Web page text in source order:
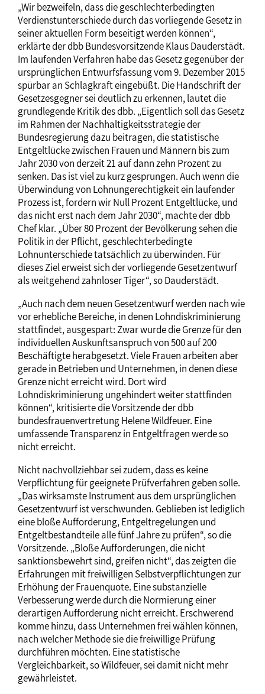
„Wir bezweifeln, dass die geschlechterbedingten
Verdienstunterschiede durch das vorliegende Gesetz in
seiner aktuellen Form beseitigt werden können“,
erklärte der dbb Bundesvorsitzende Klaus Dauderstädt.
Im laufenden Verfahren habe das Gesetz gegenüber der
ursprünglichen Entwurfsfassung vom 9. Dezember 2015
spürbar an Schlagkraft eingebüßt. Die Handschrift der
Gesetzesgegner sei deutlich zu erkennen, lautet die
grundlegende Kritik des dbb. „Eigentlich soll das Gesetz
im Rahmen der Nachhaltigkeitsstrategie der
Bundesregierung dazu beitragen, die statistische
Entgeltlücke zwischen Frauen und Männern bis zum
Jahr 2030 von derzeit 21 auf dann zehn Prozent zu
senken. Das ist viel zu kurz gesprungen. Auch wenn die
Überwindung von Lohnungerechtigkeit ein laufender
Prozess ist, fordern wir Null Prozent Entgeltlücke, und
das nicht erst nach dem Jahr 2030“, machte der dbb
Chef klar. „Über 80 Prozent der Bevölkerung sehen die
Politik in der Pflicht, geschlechterbedingte
Lohnunterschiede tatsächlich zu überwinden. Für
dieses Ziel erweist sich der vorliegende Gesetzentwurf
als weitgehend zahnloser Tiger“, so Dauderstädt.
„Auch nach dem neuen Gesetzentwurf werden nach wie
vor erhebliche Bereiche, in denen Lohndiskriminierung
stattfindet, ausgespart: Zwar wurde die Grenze für den
individuellen Auskunftsanspruch von 500 auf 200
Beschäftigte herabgesetzt. Viele Frauen arbeiten aber
gerade in Betrieben und Unternehmen, in denen diese
Grenze nicht erreicht wird. Dort wird
Lohndiskriminierung ungehindert weiter stattfinden
können“, kritisierte die Vorsitzende der dbb
bundesfrauenvertretung Helene Wildfeuer. Eine
umfassende Transparenz in Entgeltfragen werde so
nicht erreicht.
Nicht nachvollziehbar sei zudem, dass es keine
Verpflichtung für geeignete Prüfverfahren geben solle.
„Das wirksamste Instrument aus dem ursprünglichen
Gesetzentwurf ist verschwunden. Geblieben ist lediglich
eine bloße Aufforderung, Entgeltregelungen und
Entgeltbestandteile alle fünf Jahre zu prüfen“, so die
Vorsitzende. „Bloße Aufforderungen, die nicht
sanktionsbewehrt sind, greifen nicht“, das zeigten die
Erfahrungen mit freiwilligen Selbstverpflichtungen zur
Erhöhung der Frauenquote. Eine substanzielle
Verbesserung werde durch die Normierung einer
derartigen Aufforderung nicht erreicht. Erschwerend
komme hinzu, dass Unternehmen frei wählen können,
nach welcher Methode sie die freiwillige Prüfung
durchführen möchten. Eine statistische
Vergleichbarkeit, so Wildfeuer, sei damit nicht mehr
gewährleistet.